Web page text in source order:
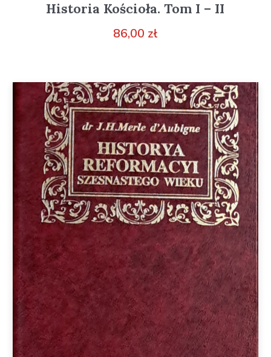
Historia Kościoła. Tom I – II
86,00 zł